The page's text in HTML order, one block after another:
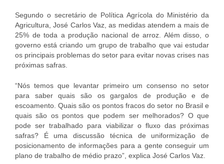
Segundo o secretário de Política Agrícola do Ministério da
Agricultura, José Carlos Vaz, as medidas atendem a mais de
25% de toda a produção nacional de arroz. Além disso, o
governo está criando um grupo de trabalho que vai estudar
os principais problemas do setor para evitar novas crises nas
próximas safras.
“Nós temos que levantar primeiro um consenso no setor
para saber quais são os gargalos de produção e de
escoamento. Quais são os pontos fracos do setor no Brasil e
quais são os pontos que podem ser melhorados? O que
pode ser trabalhado para viabilizar o fluxo das próximas
safras? É uma discussão técnica de uniformização de
posicionamento de informações para a gente conseguir um
plano de trabalho de médio prazo”, explica José Carlos Vaz.